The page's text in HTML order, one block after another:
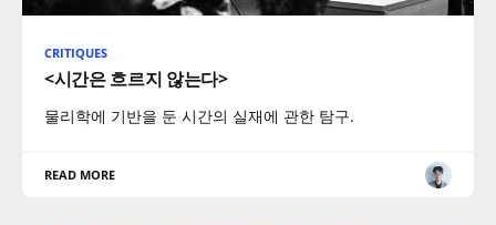
CRITIQUES
<시간은 흐르지 않는다>
물리학에 기반을 둔 시간의 실재에 관한 탐구.
READ MORE